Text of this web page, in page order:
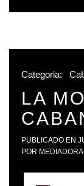
Categoria:
LA
PUBLICADO EN
POR